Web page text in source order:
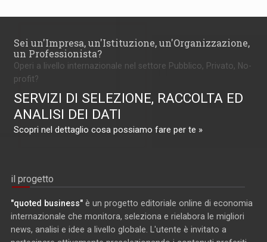
Sei un'Impresa, un'Istituzione, un'Organizzazione,
un Professionista?
Operi a livello internazionale nel settore Pubblico, Privato, No-
profit?
SERVIZI DI SELEZIONE, RACCOLTA ED
ANALISI DEI DATI
Scopri nel dettaglio cosa possiamo fare per te »
il progetto
"quoted business" è un progetto editoriale online di economia
internazionale che monitora, seleziona e rielabora le migliori
news, analisi e idee a livello globale. L'utente è invitato a